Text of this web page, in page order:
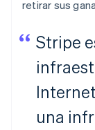
retirar sus
Stripe
una